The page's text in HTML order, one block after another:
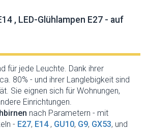
, LED-Glühlampen E27 - auf
für jede Leuchte. Dank ihrer
80% - und ihrer Langlebigkeit sind
Sie eignen sich für Wohnungen,
Einrichtungen.
nach Parametern - mit
- E27, E14, GU10, G9, GX53, und